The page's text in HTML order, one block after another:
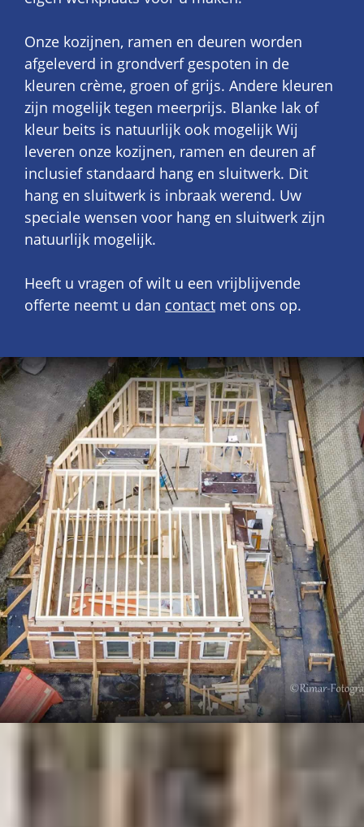
Onze kozijnen, ramen en deuren worden
afgeleverd in grondverf gespoten in de
kleuren crème, groen of grijs. Andere kleuren
zijn mogelijk tegen meerprijs. Blanke lak of
kleur beits is natuurlijk ook mogelijk Wij
leveren onze kozijnen, ramen en deuren af
inclusief standaard hang en sluitwerk. Dit
hang en sluitwerk is inbraak werend. Uw
speciale wensen voor hang en sluitwerk zijn
natuurlijk mogelijk.
Heeft u vragen of wilt u een vrijblijvende
offerte neemt u dan contact met ons op.